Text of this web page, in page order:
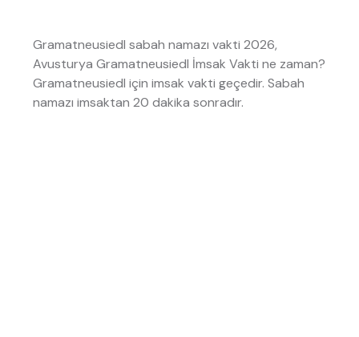
Gramatneusiedl sabah namazı vakti 2026,
Avusturya Gramatneusiedl İmsak Vakti ne zaman?
Gramatneusiedl için imsak vakti geçedir. Sabah
namazı imsaktan 20 dakika sonradır.